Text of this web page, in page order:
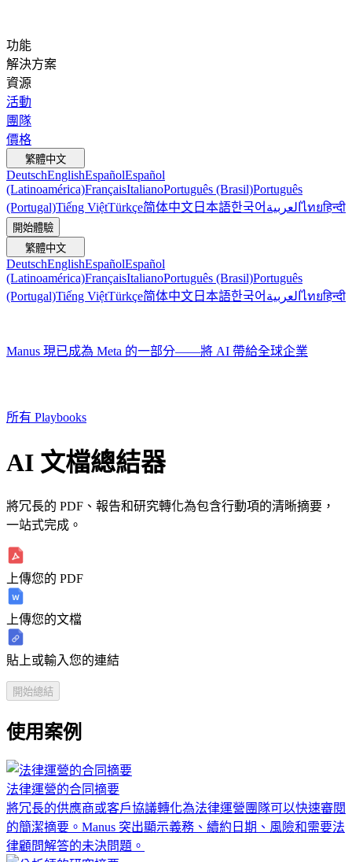
功能
解決方案
資源
活動
團隊
價格
繁體中文
DeutschEnglishEspañolEspañol
(Latinoamérica)FrançaisItalianoPortuguês (Brasil)Português
(Portugal)Tiếng ViệtTürkçe简体中文 日本語한국어 العربيةไทยहिन्दी
開始體驗
繁體中文
DeutschEnglishEspañolEspañol
(Latinoamérica)FrançaisItalianoPortuguês (Brasil)Português
(Portugal)Tiếng ViệtTürkçe简体中文 日本語한국어 العربيةไทยहिन्दी
Manus 現已成為 Meta 的一部分——將 AI 帶給全球企業
所有 Playbooks
AI 文檔總結器
將冗長的 PDF、報告和研究轉化為包含行動項的清晰摘要，
一站式完成。
上傳您的 PDF
上傳您的文檔
貼上或輸入您的連結
開始總結
使用案例
法律運營的合同摘要
將冗長的供應商或客戶協議轉化為法律運營團隊可以快速審閱
的簡潔摘要。Manus 突出顯示義務、續約日期、風險和需要法
律顧問解答的未決問題。